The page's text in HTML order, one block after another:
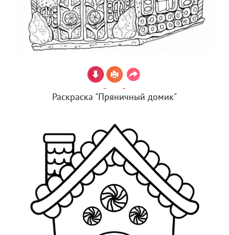
Раскраска "Пряничный домик"